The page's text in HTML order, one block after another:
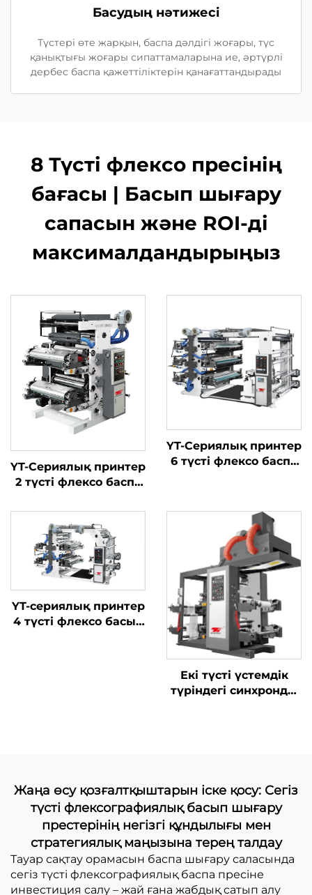
Басудың нәтижесі
Түстері өте жарқын, баспа дәлдігі жоғары, түс
қанықтығы жоғары сипаттамаларына ие, әртүрлі
дербес баспа қажеттіліктерін қанағаттандырады
8 Түсті флексо пресінің
бағасы | Басып шығару
сапасын және ROI-ді
максималдандырыңыз
YT-Сериялық принтер
2 түсті флексо баспа
YT-Сериялық принтер
6 түсті флексо баспа
YT-сериялық принтер
4 түсті флексо басып
Екі түсті үстемдік
түріндегі синхронды
Жаңа өсу қозғалтқыштарын іске қосу: Сегіз
түсті флексографиялық басып шығару
престерінің негізгі құндылығы мен
стратегиялық маңызына терең талдау
Тауар сақтау орамасын баспа шығару саласында
сегіз түсті флексографиялық баспа пресіне
инвестиция салу – жай ғана жабдық сатып алу